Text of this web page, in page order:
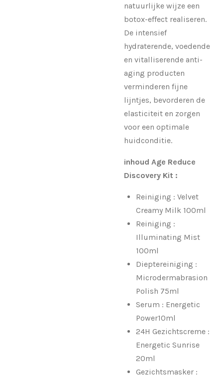
natuurlijke wijze een
botox-effect realiseren.
De intensief
hydraterende, voedende
en vitalliserende anti-
aging producten
verminderen fijne
lijntjes, bevorderen de
elasticiteit en zorgen
voor een optimale
huidconditie.
inhoud Age Reduce
Discovery Kit :
Reiniging : Velvet
Creamy Milk 100ml
Reiniging :
Illuminating Mist
100ml
Dieptereiniging :
Microdermabrasion
Polish 75ml
Serum : Energetic
Power10ml
24H Gezichtscreme :
Energetic Sunrise
20ml
Gezichtsmasker :